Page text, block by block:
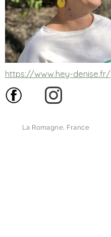
https://www.hey-denise.fr/
La Romagne, France